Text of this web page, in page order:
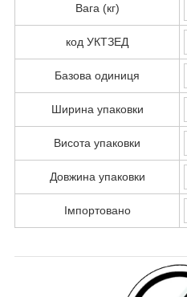
Вага (кг)
код УКТЗЕД
Базова одиниця
Ширина упаковки
Висота упаковки
Довжина упаковки
Імпортовано